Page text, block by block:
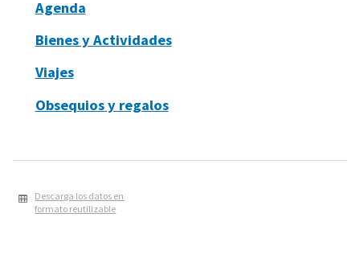
Agenda
Bienes y Actividades
Viajes
Obsequios y regalos
Descarga los datos en
formato reutilizable